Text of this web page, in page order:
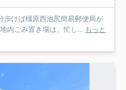
歩けば橿原西池尻簡易郵便局が
内ごみ置き場は、忙し... もっと